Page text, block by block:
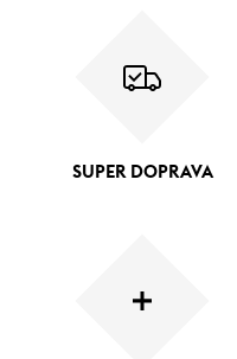
SUPER DOPRAVA